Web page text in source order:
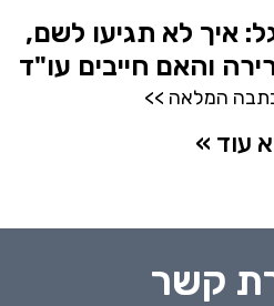
איך לא תגיעו לשם,
והאם חייבים עו"ד
המלאה >>
עוד »
קשר